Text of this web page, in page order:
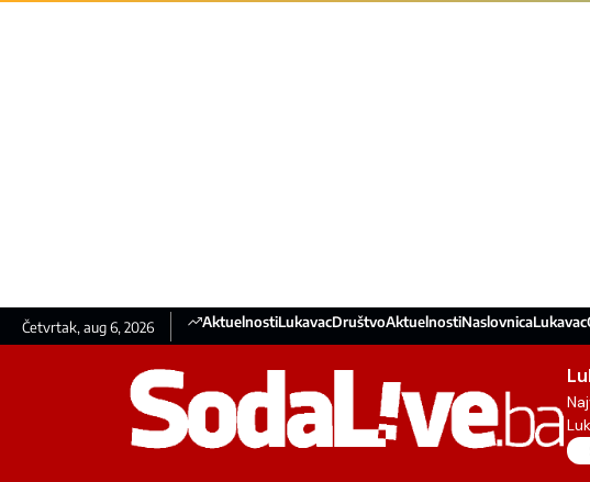
Četvrtak, aug 6, 2026 AktuelnostiLukavacDruštvoAktuelnostiNaslovnicaLukavac